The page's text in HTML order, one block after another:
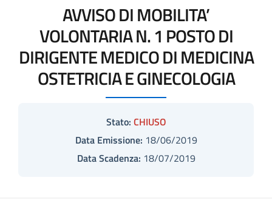
AVVISO DI MOBILITA’
VOLONTARIA N. 1 POSTO DI
DIRIGENTE MEDICO DI MEDICINA
OSTETRICIA E GINECOLOGIA
Stato: CHIUSO
Data Emissione: 18/06/2019
Data Scadenza: 18/07/2019